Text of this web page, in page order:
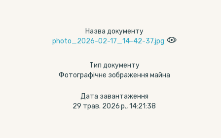
Назва документу
photo_2026-02-17_14-42-37.jpg
Тип документу
Фотографічне зображення майна
Дата завантаження
29 трав. 2026 р., 14:21:38